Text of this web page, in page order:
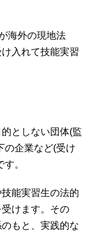
海外の現地法
入れて技能実習
としない団体(監
の企業など(受け
。
能実習生の法的
けます。その
もと、実践的な